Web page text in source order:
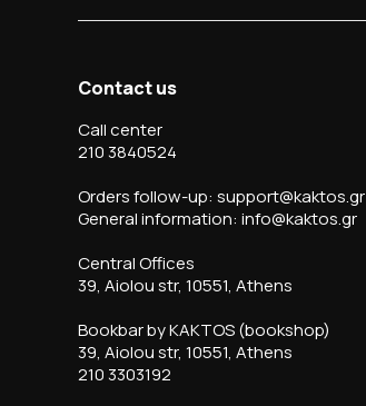
Contact us
Call center
210 3840524
Orders follow-up: support@kaktos.gr
General information: info@kaktos.gr
Central Offices
39, Aiolou str, 10551, Athens
Bookbar by KAKTOS (bookshop)
39, Aiolou str, 10551, Athens
210 3303192